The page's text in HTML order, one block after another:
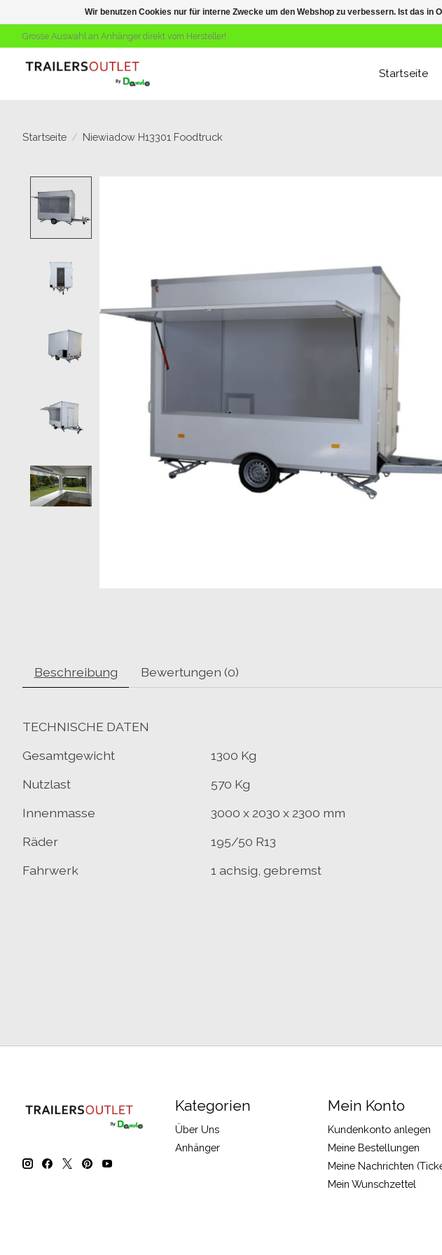
Grosse Auswahl an Anhänger direkt vom Hersteller!
Startseite
Startseite / Niewiadow H13301 Foodtruck
Beschreibung Bewertungen (0)
TECHNISCHE DATEN
Gesamtgewicht
1300 Kg
Nutzlast
570 Kg
Innenmasse
3000 x 2030 x 2300 mm
Räder
195/50 R13
Fahrwerk
1 achsig, gebremst
Kategorien
Über Uns
Anhänger
Mein Konto
Kundenkonto anlegen
Meine Bestellungen
Meine Nachrichten
Mein Wunschzettel
Wir benutzen Cookies nur für interne Zwecke um den Webshop zu verbessern. Ist das in